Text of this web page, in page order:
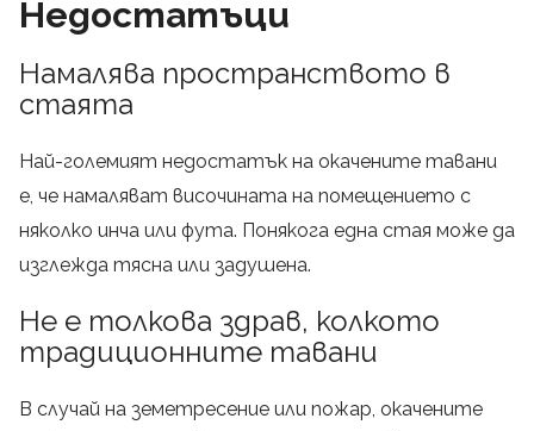
Недостатъци
Намалява пространството в
стаята
Най-големият недостатък на окачените тавани
е, че намаляват височината на помещението с
няколко инча или фута. Понякога една стая може да
изглежда тясна или задушена.
Не е толкова здрав, колкото
традиционните тавани
В случай на земетресение или пожар, окачените